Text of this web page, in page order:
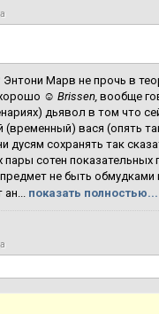
Энтони Марв не прочь в
☺ Brissen, вообще
дьявол в том что
вася (опять
дусям сохранять так
пары сотен
не быть
ан... показать полностью...